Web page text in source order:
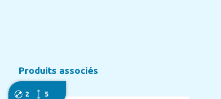
Produits associés
2 5